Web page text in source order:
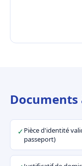
✓ Pièce d'identité
passeport)